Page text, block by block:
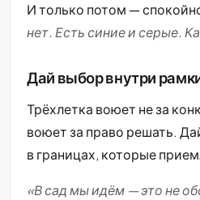
И только потом —
нет. Есть синие и серые.
Дай выбор внутри
Трёхлетка воюет не за
воюет за право решать.
в границах, которые
«В сад мы идём — это не